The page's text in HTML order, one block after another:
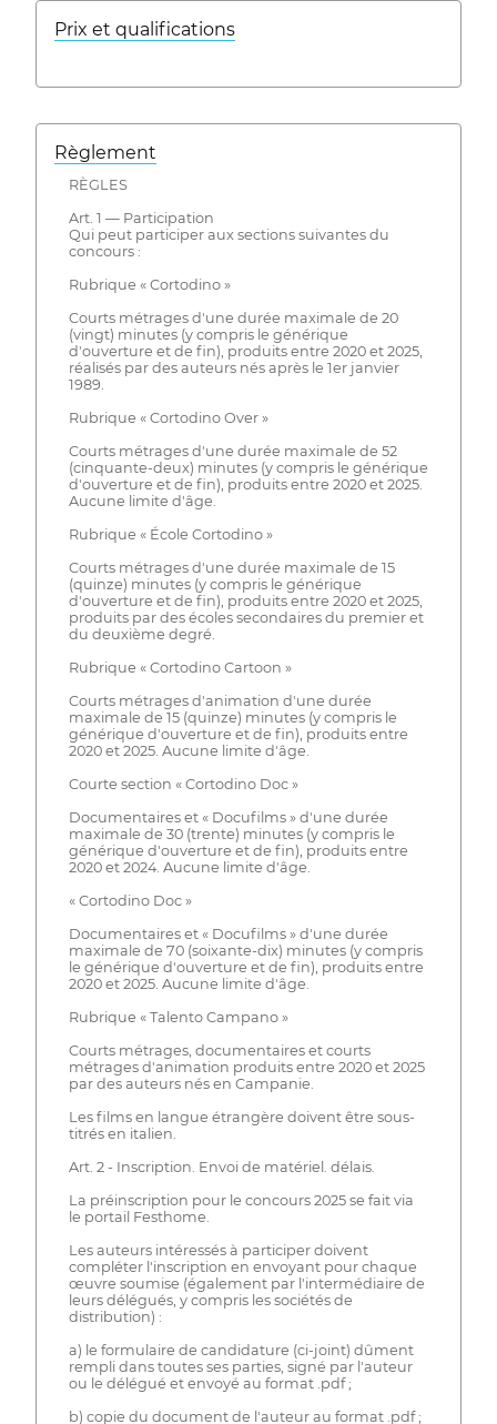
Prix ​​et qualifications
Règlement
RÈGLES
Art. 1 — Participation
Qui peut participer aux sections suivantes du
concours :
Rubrique « Cortodino »
Courts métrages d'une durée maximale de 20
(vingt) minutes (y compris le générique
d'ouverture et de fin), produits entre 2020 et 2025,
réalisés par des auteurs nés après le 1er janvier
1989.
Rubrique « Cortodino Over »
Courts métrages d'une durée maximale de 52
(cinquante-deux) minutes (y compris le générique
d'ouverture et de fin), produits entre 2020 et 2025.
Aucune limite d'âge.
Rubrique « École Cortodino »
Courts métrages d'une durée maximale de 15
(quinze) minutes (y compris le générique
d'ouverture et de fin), produits entre 2020 et 2025,
produits par des écoles secondaires du premier et
du deuxième degré.
Rubrique « Cortodino Cartoon »
Courts métrages d'animation d'une durée
maximale de 15 (quinze) minutes (y compris le
générique d'ouverture et de fin), produits entre
2020 et 2025. Aucune limite d'âge.
Courte section « Cortodino Doc »
Documentaires et « Docufilms » d'une durée
maximale de 30 (trente) minutes (y compris le
générique d'ouverture et de fin), produits entre
2020 et 2024. Aucune limite d'âge.
« Cortodino Doc »
Documentaires et « Docufilms » d'une durée
maximale de 70 (soixante-dix) minutes (y compris
le générique d'ouverture et de fin), produits entre
2020 et 2025. Aucune limite d'âge.
Rubrique « Talento Campano »
Courts métrages, documentaires et courts
métrages d'animation produits entre 2020 et 2025
par des auteurs nés en Campanie.
Les films en langue étrangère doivent être sous-
titrés en italien.
Art. 2 - Inscription. Envoi de matériel. délais.
La préinscription pour le concours 2025 se fait via
le portail Festhome.
Les auteurs intéressés à participer doivent
compléter l'inscription en envoyant pour chaque
œuvre soumise (également par l'intermédiaire de
leurs délégués, y compris les sociétés de
distribution) :
a) le formulaire de candidature (ci-joint) dûment
rempli dans toutes ses parties, signé par l'auteur
ou le délégué et envoyé au format .pdf ;
b) copie du document de l'auteur au format .pdf ;